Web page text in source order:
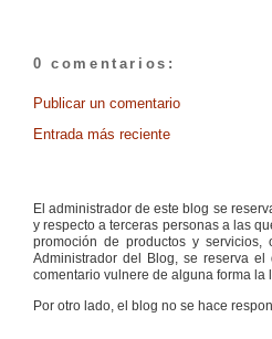
0 comentarios:
Publicar un comentario
Entrada más reciente
El administrador de este blog se
y respecto a terceras personas a las
promoción de productos y
Administrador del Blog, se reserva
comentario vulnere de alguna forma
Por otro lado, el blog no se hace